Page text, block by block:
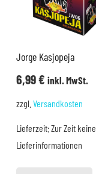
Jorge Kasjopeja
6,99€ inkl. MwSt.
zzgl. Versandkosten
Lieferzeit:Zur Zeit keine
Lieferinformationen